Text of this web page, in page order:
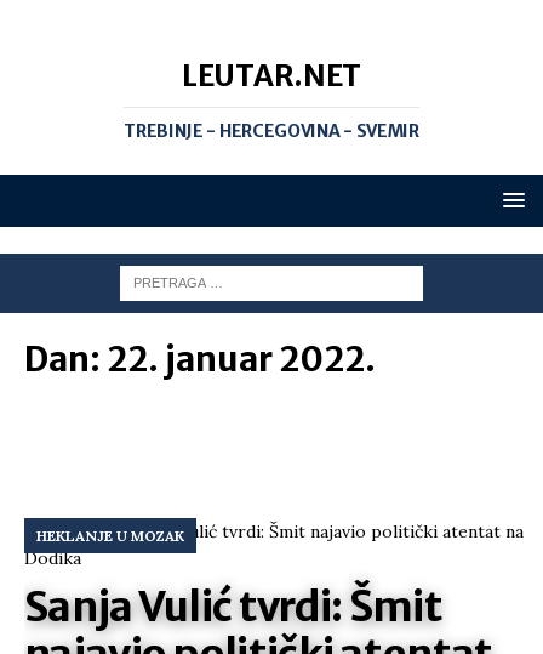
LEUTAR.NET
TREBINJE - HERCEGOVINA - SVEMIR
Dan: 22. januar 2022.
HEKLANJE U MOZAK
Sanja Vulić tvrdi: Šmit